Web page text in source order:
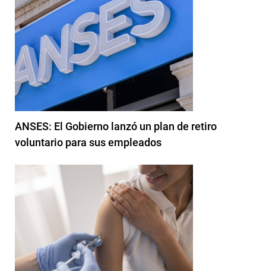
ANSES: El Gobierno lanzó un plan de retiro
voluntario para sus empleados